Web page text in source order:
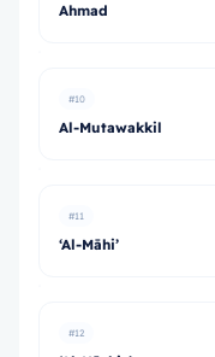
Ahmad
#10
Al-Mutawakkil
#11
‘Al-Māhi’
#12